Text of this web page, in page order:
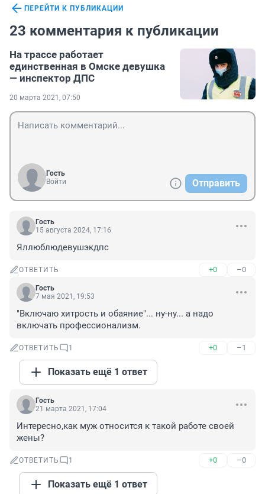
ПЕРЕЙТИ К ПУБЛИКАЦИИ
23 комментария к публикации
На трассе работает
единственная в Омске девушка
— инспектор ДПС
20 марта 2021, 07:50
Гость
Войти
Отправить
Гость
15 августа 2024, 17:16
Яллюблюдевушэкдпс
ОТВЕТИТЬ +0 –0
Гость
7 мая 2021, 19:53
"Включаю хитрость и обаяние"... ну-ну... а надо
включать профессионализм.
ОТВЕТИТЬ 1 +0 –1
Показать ещё 1 ответ
Гость
21 марта 2021, 17:04
Интересно,как муж относится к такой работе своей
жены?
ОТВЕТИТЬ 1 +0 –0
Показать ещё 1 ответ